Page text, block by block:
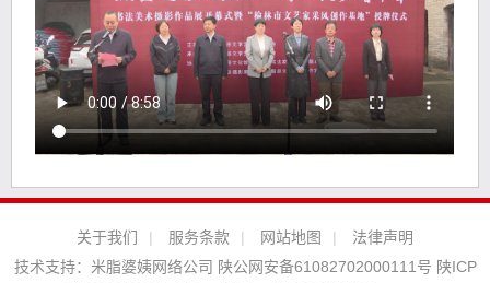
关于我们 | 服务条款 | 网站地图 |
法律声明
技术支持： 米脂婆姨网络公司 陕公网安备61082702000111号 陕ICP